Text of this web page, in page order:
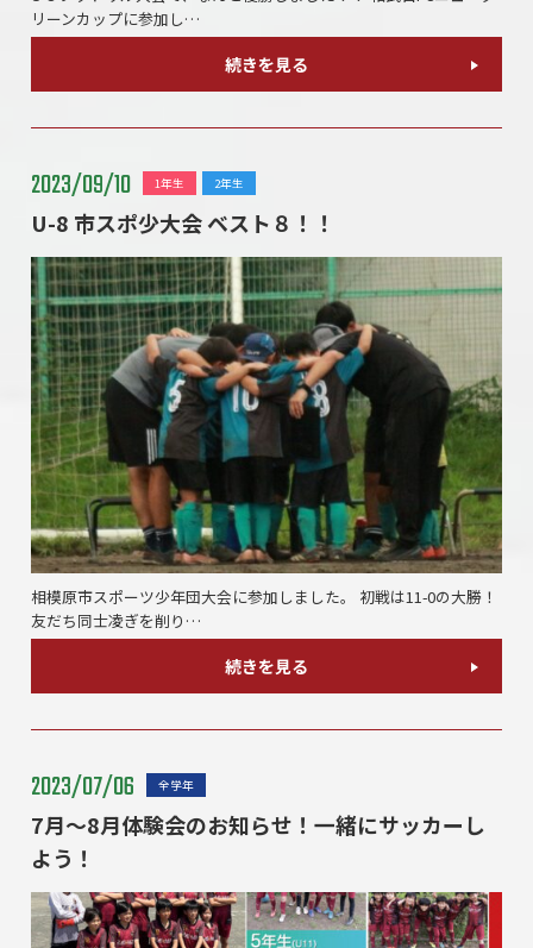
リーンカップに参加し…
続きを見る
2023/09/10 1年生 2年生
U-8 市スポ少大会 ベスト８！！
相模原市スポーツ少年団大会に参加しました。 初戦は11-0の大勝！
友だち同士凌ぎを削り…
続きを見る
2023/07/06 全学年
7月～8月体験会のお知らせ！一緒にサッカーし
よう！